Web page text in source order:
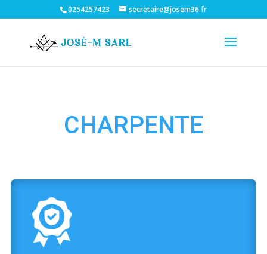
0254257423 secretaire@josem36.fr
CHARPENTE